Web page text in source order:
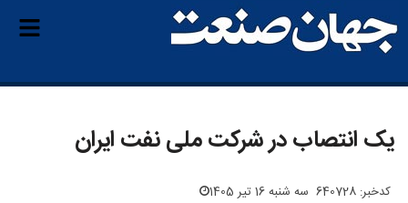
یک انتصاب در شرکت ملی نفت ایران
کدخبر: 640728 سه شنبه 16 تیر 1405